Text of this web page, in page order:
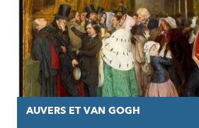
AUVERS ET VAN GOGH